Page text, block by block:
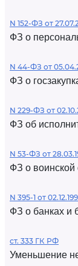
N 152-ФЗ от
ФЗ о
N 44-ФЗ от
ФЗ о
N 229-ФЗ от
ФЗ об
N 53-ФЗ от
ФЗ о воинской
N 395-1 от
ФЗ о банках и
ст. 333 ГК РФ
Уменьшение